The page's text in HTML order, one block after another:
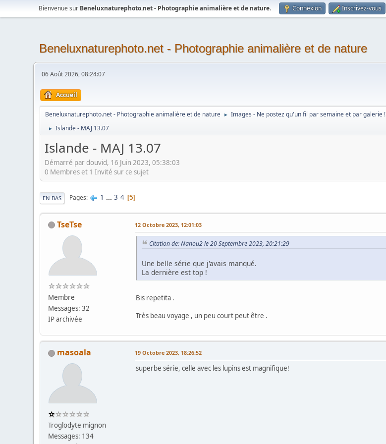
Bienvenue sur Beneluxnaturephoto.net - Photographie animalière et de nature. Connexion Inscrivez-vous
Beneluxnaturephoto.net - Photographie animalière et de nature
06 Août 2026, 08:24:07
Accueil
Beneluxnaturephoto.net - Photographie animalière et de nature ► Images - Ne postez qu'un fil par semaine et par galerie !
► Islande - MAJ 13.07
Islande - MAJ 13.07
Démarré par douvid, 16 Juin 2023, 05:38:03
0 Membres et 1 Invité sur ce sujet
EN BAS Pages 1 ... 3 4 5
TseTse
Membre
Messages: 32
IP archivée
12 Octobre 2023, 12:01:03
Citation de: Nanou2 le 20 Septembre 2023, 20:21:29
Une belle série que j'avais manqué.
La dernière est top !
Bis repetita .
Très beau voyage , un peu court peut être .
masoala
Troglodyte mignon
Messages: 134
19 Octobre 2023, 18:26:52
superbe série, celle avec les lupins est magnifique!